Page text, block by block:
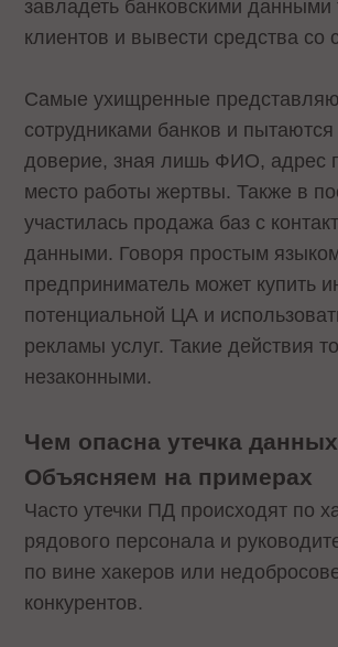
завладеть банковскими данными
клиентов и вывести средства со
Самые ухищренные
сотрудниками банков и пытаются
доверие, зная лишь ФИО, адрес
место работы жертвы. Также в
участилась продажа баз с
данными. Говоря простым
предприниматель может купить
потенциальной ЦА и
рекламы услуг. Такие действия
незаконными.
Чем опасна утечка
Объясняем на примерах
Часто утечки ПД происходят по
рядового персонала и
по вине хакеров или
конкурентов.